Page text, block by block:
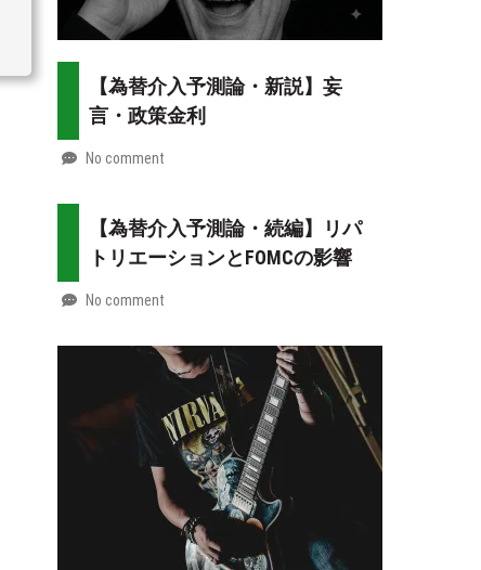
【為替介入予測論・新説】妄
言・政策金利
by
more
No comment
【為替介入予測論・続編】リパ
トリエーションとFOMCの影響
by
No comment